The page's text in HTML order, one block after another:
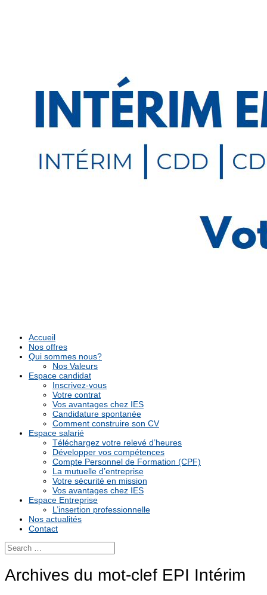
Accueil
Nos offres
Qui sommes nous?
Nos Valeurs
Espace candidat
Inscrivez-vous
Votre contrat
Vos avantages chez IES
Candidature spontanée
Comment construire son CV
Espace salarié
Téléchargez votre relevé d’heures
Développer vos compétences
Compte Personnel de Formation (CPF)
La mutuelle d’entreprise
Votre sécurité en mission
Vos avantages chez IES
Espace Entreprise
L’insertion professionnelle
Nos actualités
Contact
Archives du mot-clef EPI Intérim